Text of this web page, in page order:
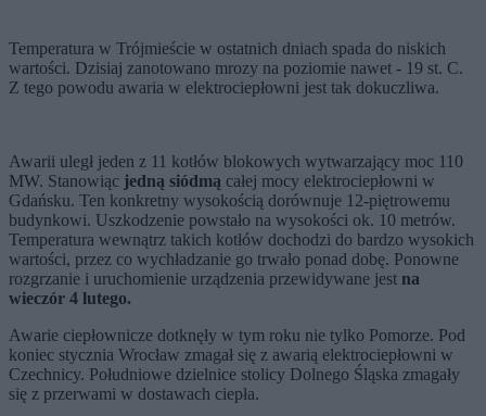
Temperatura w Trójmieście w ostatnich dniach spada do niskich
wartości. Dzisiaj zanotowano mrozy na poziomie nawet - 19 st. C.
Z tego powodu awaria w elektrociepłowni jest tak dokuczliwa.
Awarii uległ jeden z 11 kotłów blokowych wytwarzający moc 110
MW. Stanowiąc jedną siódmą całej mocy elektrociepłowni w
Gdańsku. Ten konkretny wysokością dorównuje 12-piętrowemu
budynkowi. Uszkodzenie powstało na wysokości ok. 10 metrów.
Temperatura wewnątrz takich kotłów dochodzi do bardzo wysokich
wartości, przez co wychładzanie go trwało ponad dobę. Ponowne
rozgrzanie i uruchomienie urządzenia przewidywane jest na
wieczór 4 lutego.
Awarie ciepłownicze dotknęły w tym roku nie tylko Pomorze. Pod
koniec stycznia Wrocław zmagał się z awarią elektrociepłowni w
Czechnicy. Południowe dzielnice stolicy Dolnego Śląska zmagały
się z przerwami w dostawach ciepła.